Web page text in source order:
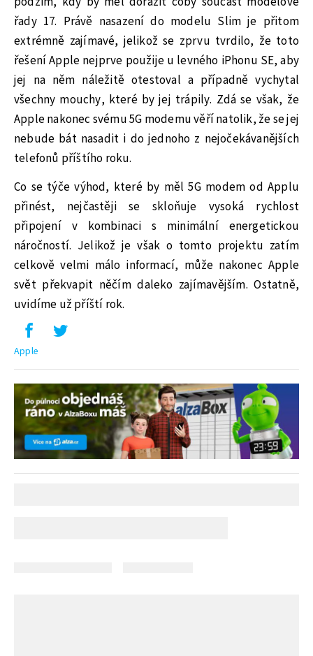
řady 17. Právě nasazení do modelu Slim je přitom
extrémně zajímavé, jelikož se zprvu tvrdilo, že toto
řešení Apple nejprve použije u levného iPhonu SE, aby
jej na něm náležitě otestoval a případně vychytal
všechny mouchy, které by jej trápily. Zdá se však, že
Apple nakonec svému 5G modemu věří natolik, že se jej
nebude bát nasadit i do jednoho z nejočekávanějších
telefonů příštího roku.
Co se týče výhod, které by měl 5G modem od Applu
přinést, nejčastěji se skloňuje vysoká rychlost
připojení v kombinaci s minimální energetickou
náročností. Jelikož je však o tomto projektu zatím
celkově velmi málo informací, může nakonec Apple
svět překvapit něčím daleko zajímavějším. Ostatně,
uvidíme už příští rok.
Apple